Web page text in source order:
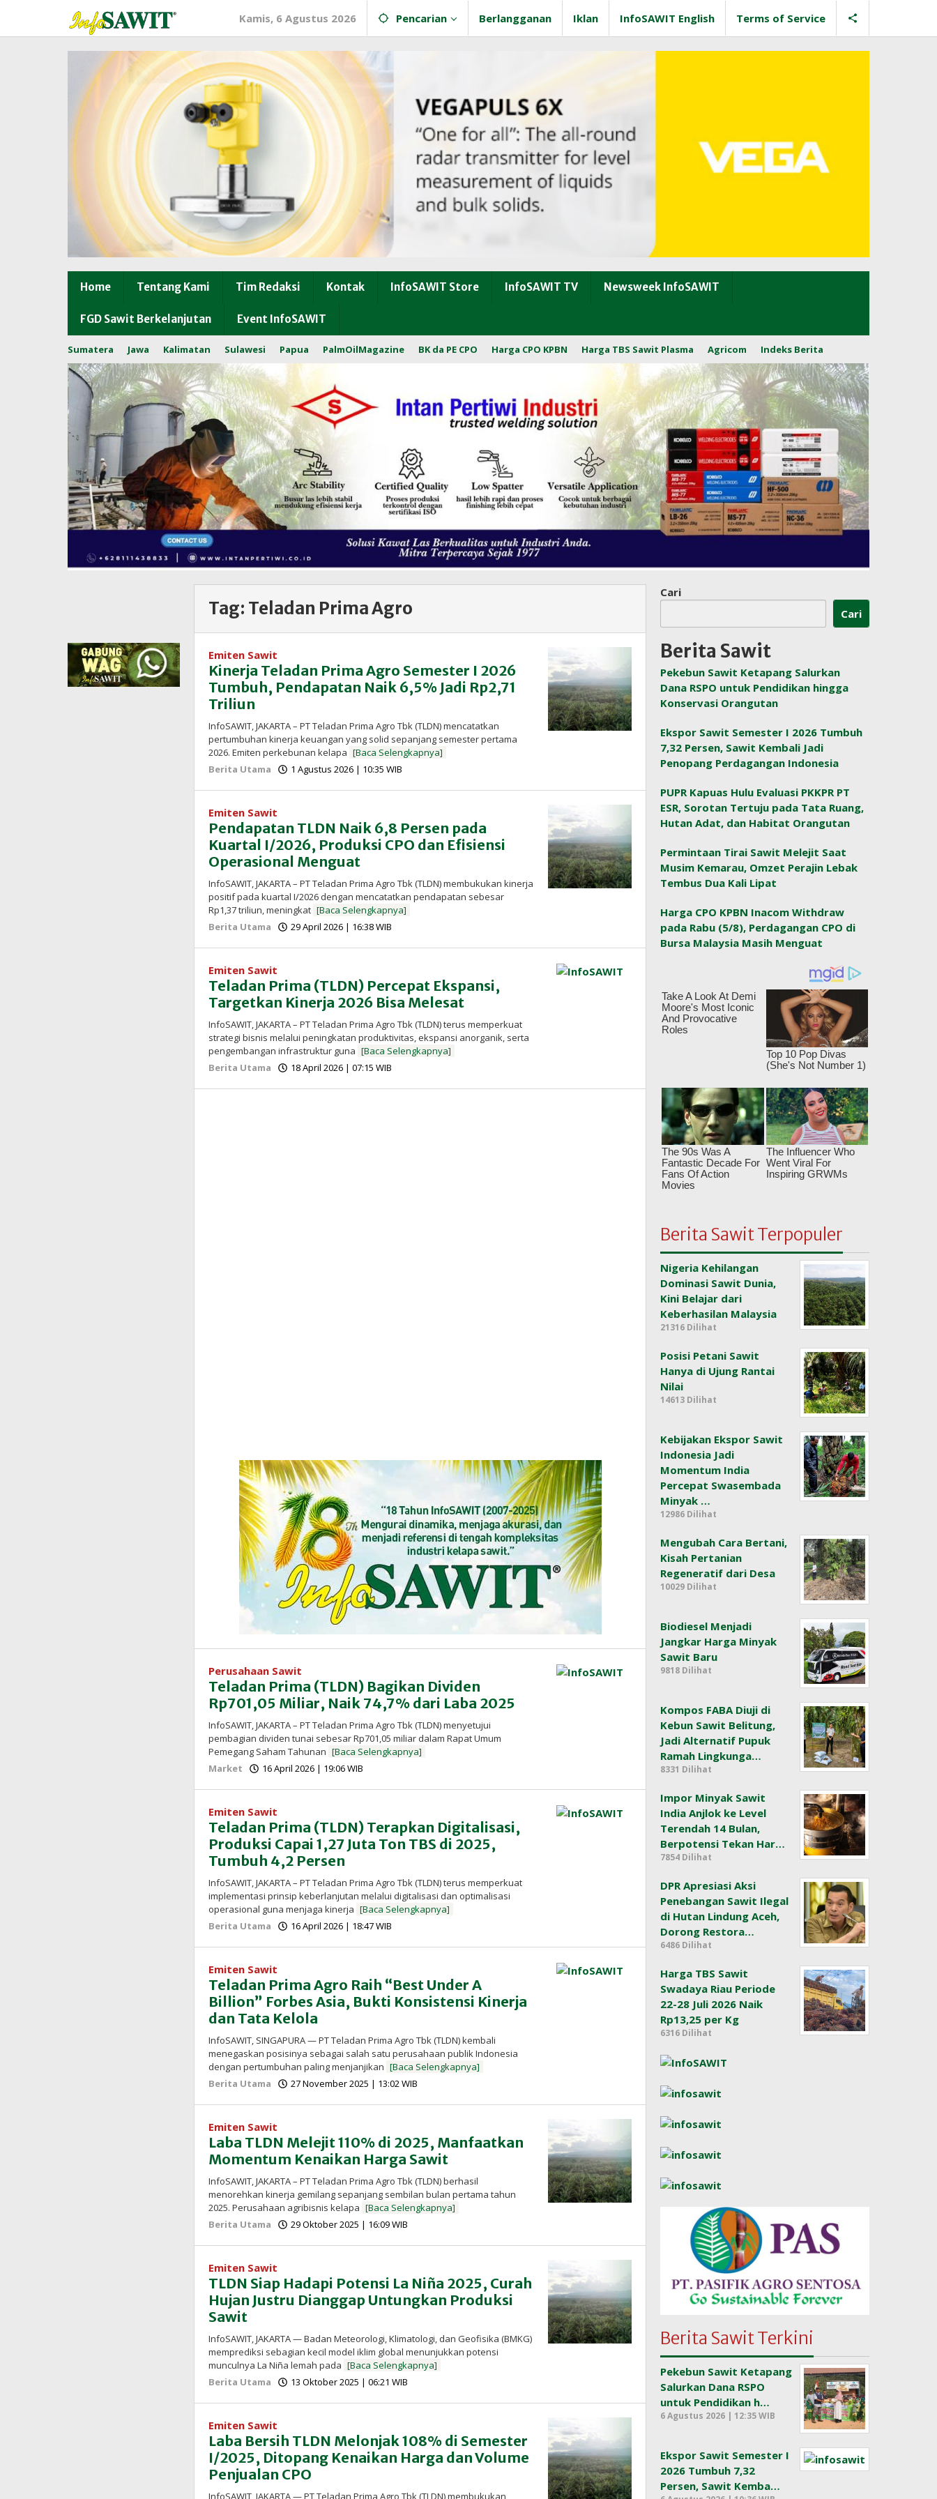
konten
Kamis, 6 Agustus 2026 Pencarian Berlangganan Iklan InfoSAWIT English Terms of Service
Home Tentang Kami Tim Redaksi Kontak InfoSAWIT Store InfoSAWIT TV Newsweek InfoSAWIT
FGD Sawit Berkelanjutan Event InfoSAWIT
Sumatera Jawa Kalimatan Sulawesi Papua PalmOilMagazine BK da PE CPO Harga CPO KPBN Harga TBS Sawit Plasma Agricom Indeks Berita
Tag: Teladan Prima Agro
Emiten Sawit
Kinerja Teladan Prima Agro Semester I 2026
Tumbuh, Pendapatan Naik 6,5% Jadi Rp2,71
Triliun
InfoSAWIT, JAKARTA – PT Teladan Prima Agro Tbk (TLDN) mencatatkan
pertumbuhan kinerja keuangan yang solid sepanjang semester pertama
2026. Emiten perkebunan kelapa [Baca Selengkapnya]
Berita Utama
1 Agustus 2026 | 10:35 WIB
InfoSAWIT
Emiten Sawit
Pendapatan TLDN Naik 6,8 Persen pada
Kuartal I/2026, Produksi CPO dan Efisiensi
Operasional Menguat
InfoSAWIT, JAKARTA – PT Teladan Prima Agro Tbk (TLDN) membukukan kinerja
positif pada kuartal I/2026 dengan mencatatkan pendapatan sebesar
Rp1,37 triliun, meningkat [Baca Selengkapnya]
Berita Utama
29 April 2026 | 16:38 WIB
InfoSAWIT
Emiten Sawit
Teladan Prima (TLDN) Percepat Ekspansi,
Targetkan Kinerja 2026 Bisa Melesat
InfoSAWIT, JAKARTA – PT Teladan Prima Agro Tbk (TLDN) terus memperkuat
strategi bisnis melalui peningkatan produktivitas, ekspansi anorganik, serta
pengembangan infrastruktur guna [Baca Selengkapnya]
Berita Utama
18 April 2026 | 07:15 WIB
InfoSAWIT
Perusahaan Sawit
Teladan Prima (TLDN) Bagikan Dividen
Rp701,05 Miliar, Naik 74,7% dari Laba 2025
InfoSAWIT, JAKARTA – PT Teladan Prima Agro Tbk (TLDN) menyetujui
pembagian dividen tunai sebesar Rp701,05 miliar dalam Rapat Umum
Pemegang Saham Tahunan [Baca Selengkapnya]
Market
16 April 2026 | 19:06 WIB
InfoSAWIT
Emiten Sawit
Teladan Prima (TLDN) Terapkan Digitalisasi,
Produksi Capai 1,27 Juta Ton TBS di 2025,
Tumbuh 4,2 Persen
InfoSAWIT, JAKARTA – PT Teladan Prima Agro Tbk (TLDN) terus memperkuat
implementasi prinsip keberlanjutan melalui digitalisasi dan optimalisasi
operasional guna menjaga kinerja [Baca Selengkapnya]
Berita Utama
16 April 2026 | 18:47 WIB
InfoSAWIT
Emiten Sawit
Teladan Prima Agro Raih “Best Under A
Billion” Forbes Asia, Bukti Konsistensi Kinerja
dan Tata Kelola
InfoSAWIT, SINGAPURA — PT Teladan Prima Agro Tbk (TLDN) kembali
menegaskan posisinya sebagai salah satu perusahaan publik Indonesia
dengan pertumbuhan paling menjanjikan [Baca Selengkapnya]
Berita Utama
27 November 2025 | 13:02 WIB
InfoSAWIT
Emiten Sawit
Laba TLDN Melejit 110% di 2025, Manfaatkan
Momentum Kenaikan Harga Sawit
InfoSAWIT, JAKARTA – PT Teladan Prima Agro Tbk (TLDN) berhasil
menorehkan kinerja gemilang sepanjang sembilan bulan pertama tahun
2025. Perusahaan agribisnis kelapa [Baca Selengkapnya]
Berita Utama
29 Oktober 2025 | 16:09 WIB
InfoSAWIT
Emiten Sawit
TLDN Siap Hadapi Potensi La Niña 2025, Curah
Hujan Justru Dianggap Untungkan Produksi
Sawit
InfoSAWIT, JAKARTA — Badan Meteorologi, Klimatologi, dan Geofisika (BMKG)
memprediksi sebagian kecil model iklim global menunjukkan potensi
munculnya La Niña lemah pada [Baca Selengkapnya]
Berita Utama
13 Oktober 2025 | 06:21 WIB
InfoSAWIT
Emiten Sawit
Laba Bersih TLDN Melonjak 108% di Semester
I/2025, Ditopang Kenaikan Harga dan Volume
Penjualan CPO
InfoSAWIT, JAKARTA — PT Teladan Prima Agro Tbk (TLDN) membukukan
Cari
Cari
Berita Sawit
Pekebun Sawit Ketapang Salurkan
Dana RSPO untuk Pendidikan hingga
Konservasi Orangutan
Ekspor Sawit Semester I 2026 Tumbuh
7,32 Persen, Sawit Kembali Jadi
Penopang Perdagangan Indonesia
PUPR Kapuas Hulu Evaluasi PKKPR PT
ESR, Sorotan Tertuju pada Tata Ruang,
Hutan Adat, dan Habitat Orangutan
Permintaan Tirai Sawit Melejit Saat
Musim Kemarau, Omzet Perajin Lebak
Tembus Dua Kali Lipat
Harga CPO KPBN Inacom Withdraw
pada Rabu (5/8), Perdagangan CPO di
Bursa Malaysia Masih Menguat
Berita Sawit Terpopuler
Nigeria Kehilangan
Dominasi Sawit Dunia,
Kini Belajar dari
Keberhasilan Malaysia
21316 Dilihat
Posisi Petani Sawit
Hanya di Ujung Rantai
Nilai
14613 Dilihat
Kebijakan Ekspor Sawit
Indonesia Jadi
Momentum India
Percepat Swasembada
Minyak …
12986 Dilihat
Mengubah Cara Bertani,
Kisah Pertanian
Regeneratif dari Desa
10029 Dilihat
Biodiesel Menjadi
Jangkar Harga Minyak
Sawit Baru
9818 Dilihat
Kompos FABA Diuji di
Kebun Sawit Belitung,
Jadi Alternatif Pupuk
Ramah Lingkunga…
8331 Dilihat
Impor Minyak Sawit
India Anjlok ke Level
Terendah 14 Bulan,
Berpotensi Tekan Har…
7854 Dilihat
DPR Apresiasi Aksi
Penebangan Sawit Ilegal
di Hutan Lindung Aceh,
Dorong Restora…
6486 Dilihat
Harga TBS Sawit
Swadaya Riau Periode
22-28 Juli 2026 Naik
Rp13,25 per Kg
6316 Dilihat
Berita Sawit Terkini
Pekebun Sawit Ketapang
Salurkan Dana RSPO
untuk Pendidikan h…
6 Agustus 2026 | 12:35 WIB
Ekspor Sawit Semester I
2026 Tumbuh 7,32
Persen, Sawit Kemba…